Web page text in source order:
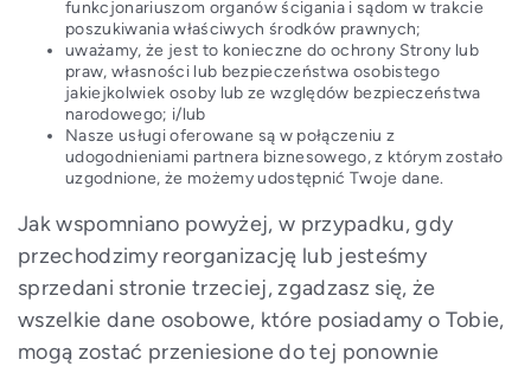
funkcjonariuszom organów ścigania i sądom w trakcie
poszukiwania właściwych środków prawnych;
uważamy, że jest to konieczne do ochrony Strony lub
praw, własności lub bezpieczeństwa osobistego
jakiejkolwiek osoby lub ze względów bezpieczeństwa
narodowego; i/lub
Nasze usługi oferowane są w połączeniu z
udogodnieniami partnera biznesowego, z którym zostało
uzgodnione, że możemy udostępnić Twoje dane.
Jak wspomniano powyżej, w przypadku, gdy
przechodzimy reorganizację lub jesteśmy
sprzedani stronie trzeciej, zgadzasz się, że
wszelkie dane osobowe, które posiadamy o Tobie,
mogą zostać przeniesione do tej ponownie